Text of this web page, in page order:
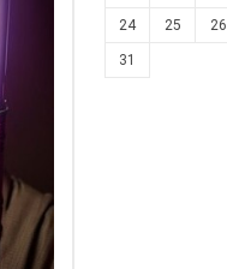
24 25 26
31